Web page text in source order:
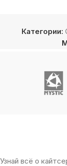
Категории:
Узнай всё о